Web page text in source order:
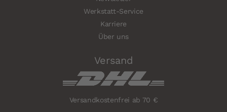
Werkstatt-Service
Karriere
Über uns
Versand
Versandkostenfrei ab 70 €